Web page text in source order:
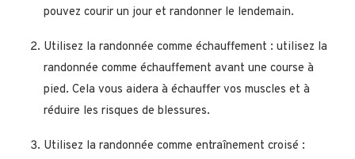
pouvez courir un jour et randonner le lendemain.
Utilisez la randonnée comme échauffement : utilisez la
randonnée comme échauffement avant une course à
pied. Cela vous aidera à échauffer vos muscles et à
réduire les risques de blessures.
Utilisez la randonnée comme entraînement croisé :